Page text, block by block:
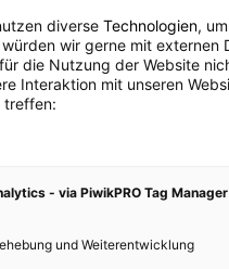
diverse Technologien,
wir gerne mit externen
die Nutzung der Website
Interaktion mit unseren
treffen:
- via PiwikPRO Tag Manager
und Weiterentwicklung